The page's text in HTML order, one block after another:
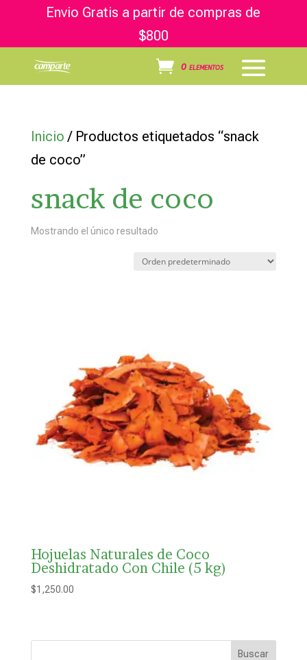
Envio Gratis a partir de compras de
$800
0 elementos
Inicio / Productos etiquetados “snack
de coco”
snack de coco
Mostrando el único resultado
Hojuelas Naturales de Coco
Deshidratado Con Chile (5 kg)
$1,250.00
Buscar